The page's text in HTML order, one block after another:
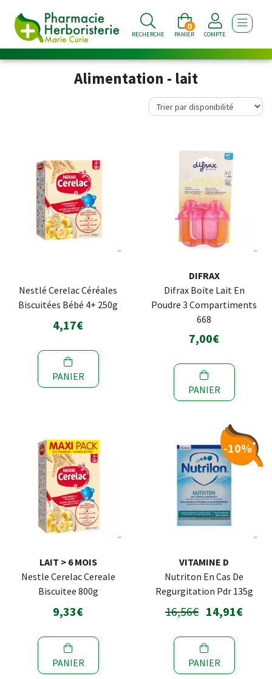
RECHERCHE PANIER
0
COMPTE
Alimentation - lait
Nestlé Cerelac Céréales
Biscuitées Bébé 4+ 250g
4,17€
PANIER
DIFRAX
Difrax Boite Lait En
Poudre 3 Compartiments
668
7,00€
PANIER
LAIT > 6 MOIS
Nestle Cerelac Cereale
Biscuitee 800g
9,33€
PANIER
-10%*
VITAMINE D
Nutriton En Cas De
Regurgitation Pdr 135g
16,56€ 14,91€
PANIER